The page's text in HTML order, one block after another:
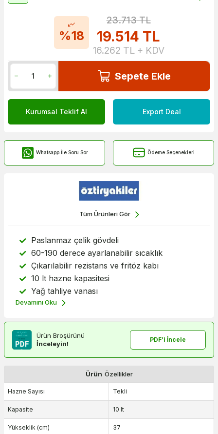
%18
23.713TL
19.514 TL
16.262 TL + KDV
Sepete Ekle
Kurumsal Teklif Al Export Deal
Whatsapp İle Soru Sor Ödeme Seçenekleri
Tüm Ürünleri Gör
Paslanmaz çelik gövdeli
60-190 derece ayarlanabilir sıcaklık
Çıkarılabilir rezistans ve fritöz kabı
10 lt hazne kapasitesi
Yağ tahliye vanası
Devamını Oku
Ürün Broşürünü
İnceleyin!
PDF’i İncele
Ürün Özellikler
Hazne Sayısı Tekli
Kapasite 10 lt
Yükseklik (cm) 37